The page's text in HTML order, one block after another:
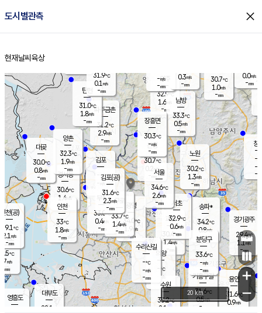
도시별관측 close
홈
현재날씨 육상
의도
℃
m/s
mm
영흥도
양주
32.9℃
1.6
-mm
과천
30.4℃
1.4m/s
- mm
용인
31.6℃
0.9m/s
경기광주
29.4℃
1.1m/s
-mm
대부도
28.1
경서동
30.6℃
1.4 m/s
-mm
파주금촌
31.2℃
2.9m/s
-mm
30.7℃
1.0m/s
-mm
대곶
30.0℃
0.8m/s
-mm
창
-
-m/
-
탄현
31.0℃
1.8m/s
-mm
0.0m/s
-mm
의왕
- ℃
m/s
mm
김포
- ℃
-m/s
mm
광명
34.0
℃
1.9 m/s
-mm
부천
33.0℃
0.4m/s
-mm
양촌
32.3℃
1.9m/s
-mm
구로
33.7℃
1.4m/s
-mm
은평
30.7℃
0.2 m/s
- mm
노원
30.2℃
1.3m/s
-mm
송파*
34.2℃
0.8m/s
-mm
서초
32.9℃
0.6m/s
-mm
남방
33.3℃
0.5m/s
-mm
기흥구갈
31.6℃
0.5m/s
-
수리산길
-℃
-m/s
-mm
분당구
33.6℃
-m/s
-mm
장흥면
30.3℃
-m/s
-mm
-m/s
-mm
인천(공)
29.1℃
2.1 m/s
-mm
김포(공)
31.6℃
2.3m/s
-mm
수원
33.2℃
2.1 m/s
인천
33℃
1.8m/s
-mm
서울
34.6℃
2.6m/s
-mm
31.9℃
0.1 m/s
-mm
0.3m/s
-mm
+
−
20 km